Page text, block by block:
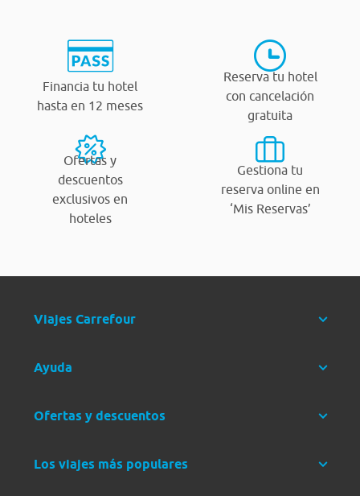
Financia tu hotel
hasta en 12 meses
Reserva tu hotel
con cancelación
gratuita
Ofertas y
descuentos
exclusivos en
hoteles
Gestiona tu
reserva online en
‘Mis Reservas’
Viajes Carrefour
Ayuda
Ofertas y descuentos
Los viajes más populares